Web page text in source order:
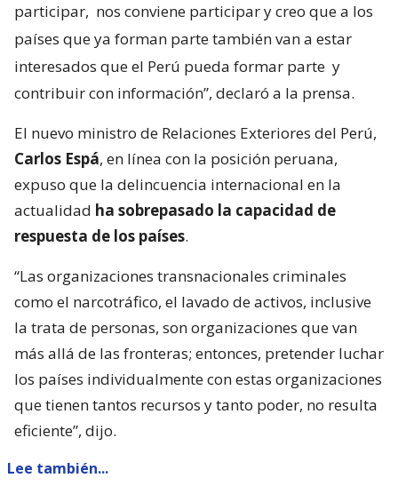
participar, nos conviene participar y creo que a los
países que ya forman parte también van a estar
interesados que el Perú pueda formar parte y
contribuir con información”, declaró a la prensa.
El nuevo ministro de Relaciones Exteriores del Perú,
Carlos Espá, en línea con la posición peruana,
expuso que la delincuencia internacional en la
actualidad ha sobrepasado la capacidad de
respuesta de los países.
“Las organizaciones transnacionales criminales
como el narcotráfico, el lavado de activos, inclusive
la trata de personas, son organizaciones que van
más allá de las fronteras; entonces, pretender luchar
los países individualmente con estas organizaciones
que tienen tantos recursos y tanto poder, no resulta
eficiente”, dijo.
Lee también...